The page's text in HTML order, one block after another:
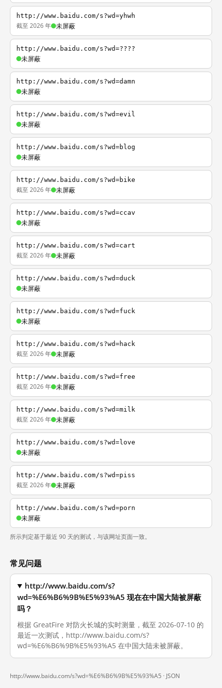
http://www.baidu.com/s?wd=yhwh
截至 2026 年 未屏蔽
http://www.baidu.com/s?wd=????
未屏蔽
http://www.baidu.com/s?wd=damn
未屏蔽
http://www.baidu.com/s?wd=evil
未屏蔽
http://www.baidu.com/s?wd=blog
未屏蔽
http://www.baidu.com/s?wd=bike
截至 2026 年 未屏蔽
http://www.baidu.com/s?wd=ccav
未屏蔽
http://www.baidu.com/s?wd=cart
截至 2026 年 未屏蔽
http://www.baidu.com/s?wd=duck
未屏蔽
http://www.baidu.com/s?wd=fuck
未屏蔽
http://www.baidu.com/s?wd=hack
截至 2026 年 未屏蔽
http://www.baidu.com/s?wd=free
截至 2026 年 未屏蔽
http://www.baidu.com/s?wd=milk
截至 2026 年 未屏蔽
http://www.baidu.com/s?wd=love
未屏蔽
http://www.baidu.com/s?wd=piss
截至 2026 年 未屏蔽
http://www.baidu.com/s?wd=porn
未屏蔽
所示判定基于最近 90 天的测试，与该网址页面一致。
常见问题
http://www.baidu.com/s?
wd=%E6%B6%9B%E5%93%A5 现在在中国大陆被屏蔽
吗？
根据 GreatFire 对防火长城的实时测量，截至 2026-07-10 的
最近一次测试，http://www.baidu.com/s?
wd=%E6%B6%9B%E5%93%A5 在中国大陆未被屏蔽。
http://www.baidu.com/s?wd=%E6%B6%9B%E5%93%A5 · JSON